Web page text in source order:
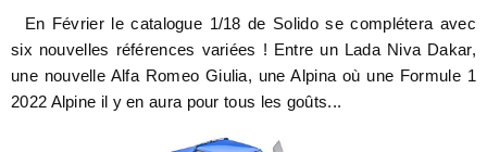
En Février le catalogue 1/18 de Solido se complétera avec
six nouvelles références variées ! Entre un Lada Niva Dakar,
une nouvelle Alfa Romeo Giulia, une Alpina où une Formule 1
2022 Alpine il y en aura pour tous les goûts...